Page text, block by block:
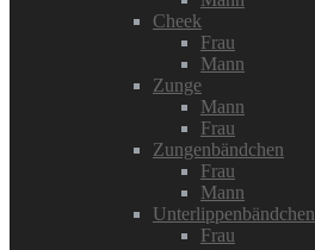
Cheek
Frau
Mann
Zunge
Mann
Frau
Zungenbändchen
Frau
Mann
Unterlippenbändchen
Frau